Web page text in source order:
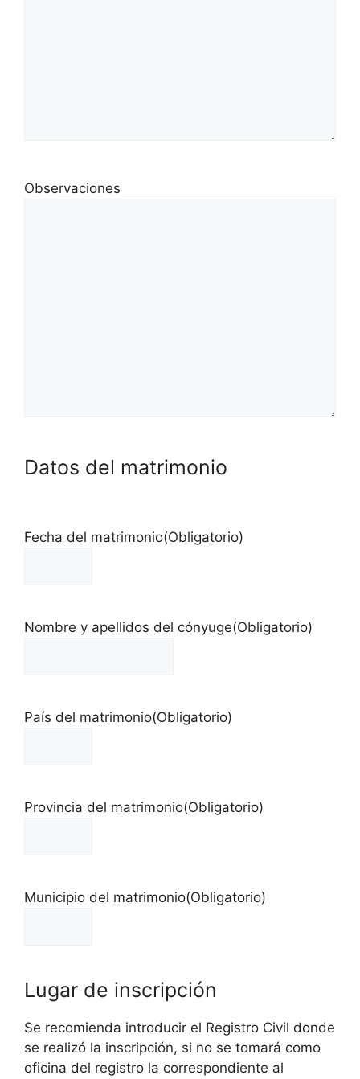
Observaciones
Datos del matrimonio
Fecha del matrimonio(Obligatorio)
Nombre y apellidos del cónyuge(Obligatorio)
País del matrimonio(Obligatorio)
Provincia del matrimonio(Obligatorio)
Municipio del matrimonio(Obligatorio)
Lugar de inscripción
Se recomienda introducir el Registro Civil donde
se realizó la inscripción, si no se tomará como
oficina del registro la correspondiente al